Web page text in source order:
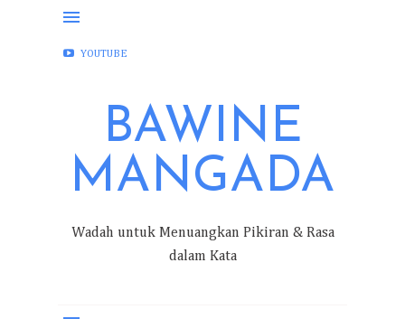
FACEBOOK
YOUTUBE
BAWINE
MANGADA
Wadah untuk Menuangkan Pikiran & Rasa
dalam Kata